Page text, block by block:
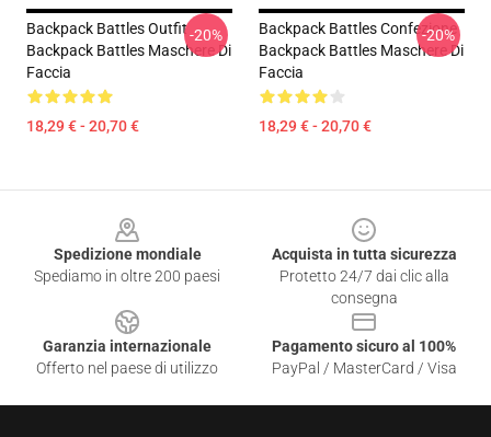
Backpack Battles Outfit
Backpack Battles Maschere Di
Faccia
18,29 € - 20,70 €
-20%
Backpack Battles Confezione
Backpack Battles Maschere Di
Faccia
18,29 € - 20,70 €
-20%
Spedizione mondiale
Spediamo in oltre 200 paesi
Acquista in tutta sicurezza
Protetto 24/7 dai clic alla
consegna
Garanzia internazionale
Offerto nel paese di utilizzo
Pagamento sicuro al 100%
PayPal / MasterCard / Visa